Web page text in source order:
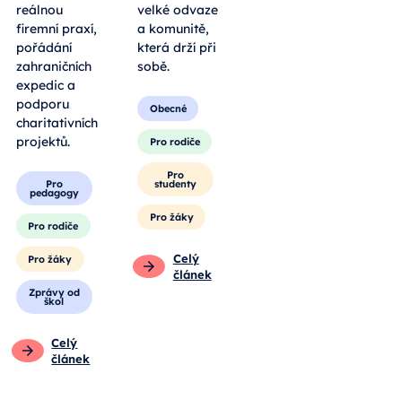
reálnou
firemní praxí,
pořádání
zahraničních
expedic a
podporu
charitativních
projektů.
Pro
pedagogy
Pro rodiče
Pro žáky
Zprávy od
škol
Celý
článek
velké odvaze
a komunitě,
která drží při
sobě.
Obecné
Pro rodiče
Pro
studenty
Pro žáky
Celý
článek